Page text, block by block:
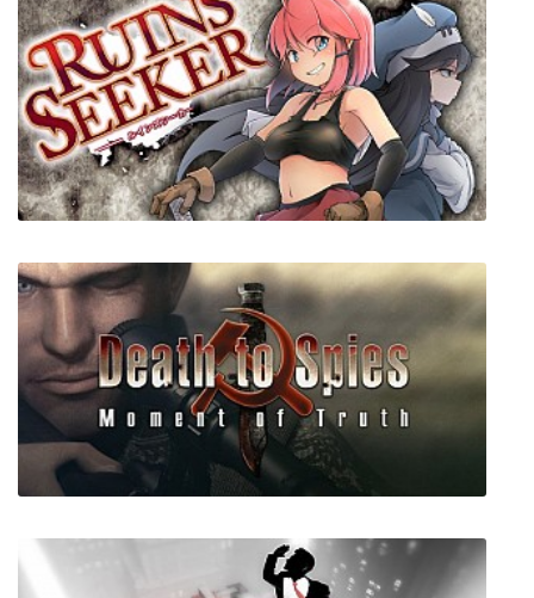
Rogue Fable III
Ruins Seeker